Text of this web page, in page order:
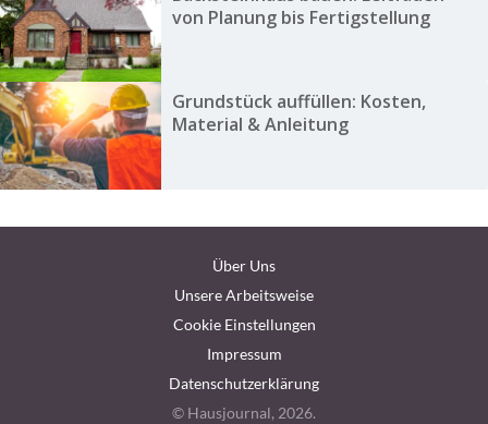
von Planung bis Fertigstellung
Grundstück auffüllen: Kosten,
Material & Anleitung
Über Uns
Unsere Arbeitsweise
Cookie Einstellungen
Impressum
Datenschutzerklärung
© Hausjournal, 2026.